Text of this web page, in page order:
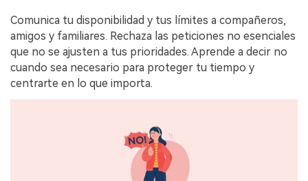
Comunica tu disponibilidad y tus límites a compañeros,
amigos y familiares. Rechaza las peticiones no esenciales
que no se ajusten a tus prioridades. Aprende a decir no
cuando sea necesario para proteger tu tiempo y
centrarte en lo que importa.